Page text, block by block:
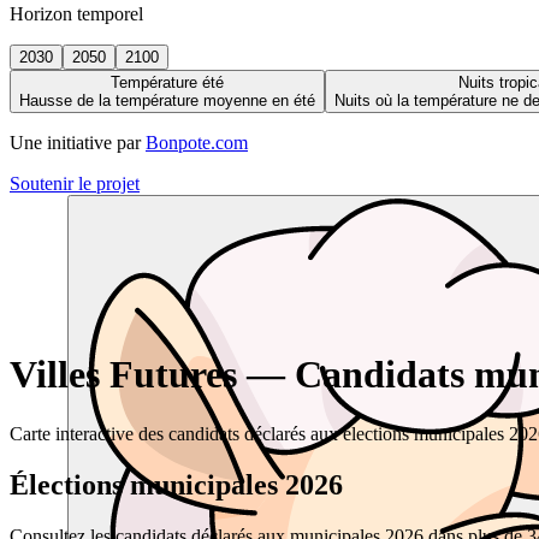
Horizon temporel
2030 2050
2100
Température été
Hausse de la température moyenne en été
Nuits
Nuits où la température ne
Une initiative par Bonpote.com
Soutenir le projet
Villes Futures — Candidats
Carte interactive des candidats déclarés aux élections municipales
Élections municipales 2026